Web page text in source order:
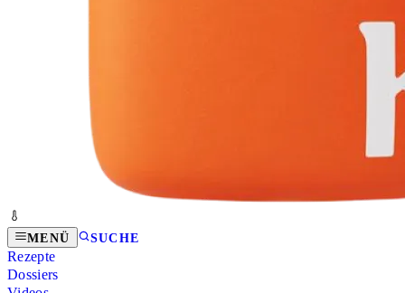
MENÜ SUCHE
Rezepte
Dossiers